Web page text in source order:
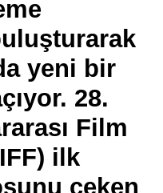
yeni bir
28.
Film
ilk
çeken